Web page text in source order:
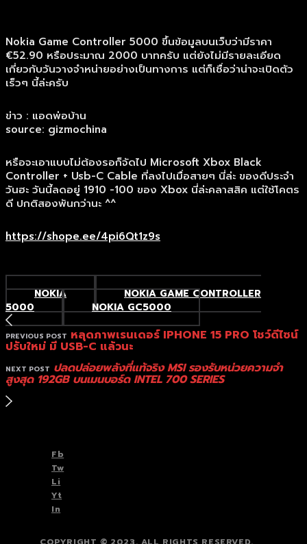
Nokia Game Controller 5000 ขึ้นข้อมูลบนเว็บว่ามีราคา
€52.90 หรือประมาณ 2000 บาทครับ แต่ยังไม่มีรายละเอียด
เกี่ยวกับวันวางจำหน่ายอย่างเป็นทางการ แต่ก็เชื่อว่าน่าจะเปิดตัว
เร็วๆ นี้ล่ะครับ
ข่าว : แอดพ่อบ้าน
source: gizmochina
หรือจะเอาแบบไม่ต้องรอก็จัดไป Microsoft Xbox Black
Controller + Usb-C Cable ที่ลงไปเมื่อสายๆ นี่ล่ะ ของดีประจำ
วันฮะ วันนี้ลดอยู่ 1910 -100 ของ Xbox นี่ล่ะคลาสสิค แต่ใช้โคตร
ดี ปกติสองพันกว่านะ ^^
https://shope.ee/4pi6Qt1z9s
NOKIA
NOKIA GAME CONTROLLER
5000
NOKIA GC5000
PREVIOUS POST หลุดภาพเรนเดอร์ IPHONE 15 PRO โชว์ดีไซน์
ปรับใหม่ มี USB-C แล้วนะ
NEXT POST ปลดปล่อยพลังที่แท้จริง MSI รองรับหน่วยความจำ
สูงสุด 192GB บนเมนบอร์ด INTEL 700 SERIES
Fb
Tw
Li
Yt
In